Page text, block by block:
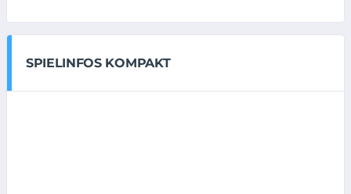
SPIELINFOS KOMPAKT